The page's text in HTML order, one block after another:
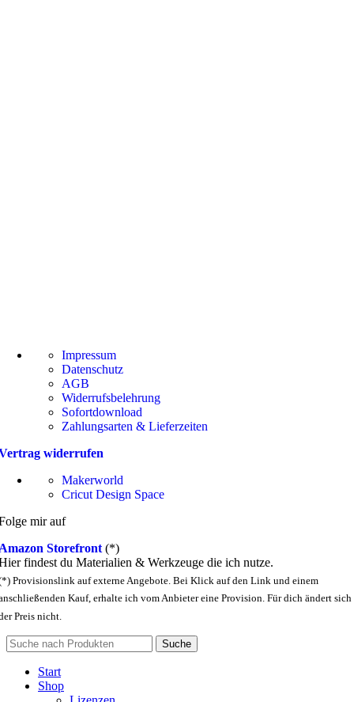
Impressum
Datenschutz
AGB
Widerrufsbelehrung
Sofortdownload
Zahlungsarten & Lieferzeiten
widerrufen
Makerworld
Cricut Design Space
mir auf
Storefront (*)
findest du Materialien & Werkzeuge die ich nutze.
Provisionslink auf externe Angebote. Bei Klick auf den Link und einem
Kauf, erhalte ich vom Anbieter eine Provision. Für dich ändert sich
Preis nicht.
Suche
Start
Shop